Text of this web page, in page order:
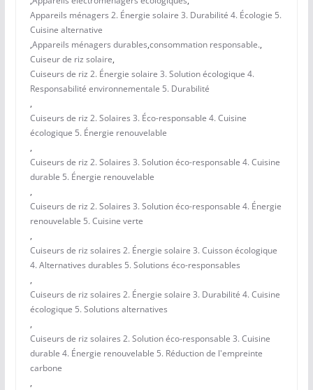
Appareils ménagers 2. Énergie solaire 3. Durabilité 4. Écologie 5.
Cuisine alternative
,Appareils ménagers durables,consommation responsable.,
Cuiseur de riz solaire,
Cuiseurs de riz 2. Énergie solaire 3. Solution écologique 4.
Responsabilité environnementale 5. Durabilité
,
Cuiseurs de riz 2. Solaires 3. Éco-responsable 4. Cuisine
écologique 5. Énergie renouvelable
,
Cuiseurs de riz 2. Solaires 3. Solution éco-responsable 4. Cuisine
durable 5. Énergie renouvelable
,
Cuiseurs de riz 2. Solaires 3. Solution éco-responsable 4. Énergie
renouvelable 5. Cuisine verte
,
Cuiseurs de riz solaires 2. Énergie solaire 3. Cuisson écologique
4. Alternatives durables 5. Solutions éco-responsables
,
Cuiseurs de riz solaires 2. Énergie solaire 3. Durabilité 4. Cuisine
écologique 5. Solutions alternatives
,
Cuiseurs de riz solaires 2. Solution éco-responsable 3. Cuisine
durable 4. Énergie renouvelable 5. Réduction de l'empreinte
carbone
,